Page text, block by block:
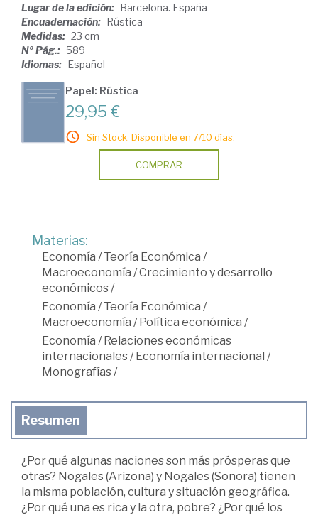
Lugar de la edición: Barcelona. España
Encuadernación: Rústica
Medidas: 23 cm
Nº Pág.: 589
Idiomas: Español
Papel: Rústica
29,95 €
Sin Stock. Disponible en 7/10 días.
COMPRAR
Materias:
Economía /Teoría Económica /
Macroeconomía /Crecimiento y desarrollo
económicos/
Economía /Teoría Económica /
Macroeconomía /Política económica /
Economía /Relaciones económicas
internacionales/Economía internacional /
Monografías/
Resumen
¿Por qué algunas naciones son más prósperas que
otras? Nogales (Arizona) y Nogales (Sonora) tienen
la misma población, cultura y situación geográfica.
¿Por qué una es rica y la otra, pobre? ¿Por qué los